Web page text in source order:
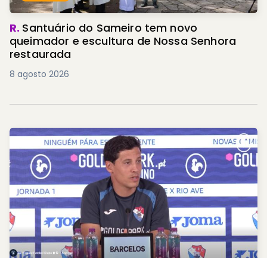
R. Santuário do Sameiro tem novo
queimador e escultura de Nossa Senhora
restaurada
8 agosto 2026